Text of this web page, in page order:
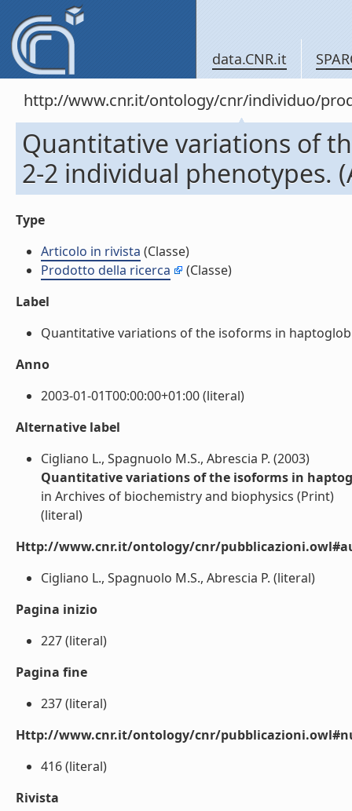
data.CNR.it
http://www.cnr.it/ontology/cnr/individuo/
Quantitative variations of
2-2 individual phenotypes.
Type
Articolo in rivista (Classe)
Prodotto della ricerca
(Classe)
Label
Quantitative variations of the isoforms in
Anno
2003-01-01T00:00:00+01:00 (literal)
Alternative label
Cigliano L., Spagnuolo M.S., Abrescia P. (2003)
Quantitative variations of the isoforms in
in Archives of biochemistry and biophysics (Print)
(literal)
Http://www.cnr.it/ontology/cnr/
Cigliano L., Spagnuolo M.S., Abrescia P. (literal)
Pagina inizio
227 (literal)
Pagina fine
237 (literal)
Http://www.cnr.it/ontology/cnr/
416 (literal)
Rivista